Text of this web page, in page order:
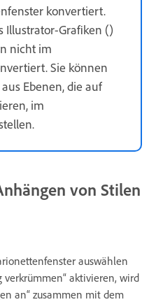
konvertiert.
Illustrator-Grafiken ()
nicht im
Sie können
Ebenen, die auf
im
von Stilen
auswählen
aktivieren, wird
an“ zusammen mit dem